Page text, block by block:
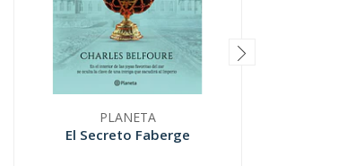
PLANETA
El Secreto Faberge